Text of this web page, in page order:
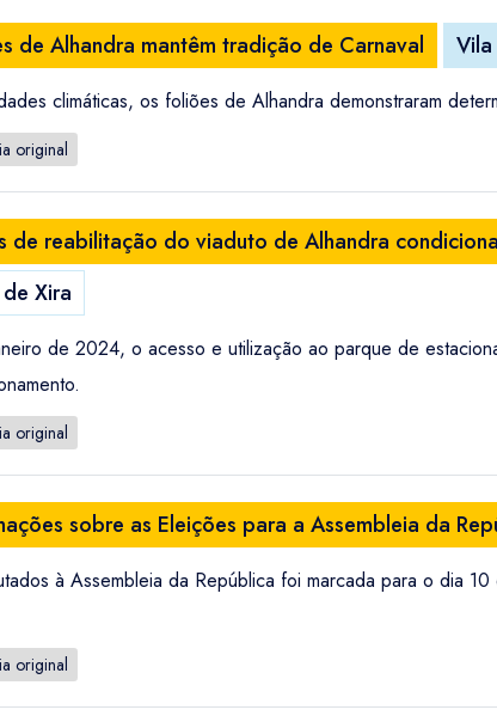
de Alhandra mantêm tradição de Carnaval
climáticas, os foliões de Alhandra demonstraram
original
de reabilitação do viaduto de Alhandra
Xira
de 2024, o acesso e utilização ao parque de
original
sobre as Eleições para a Assembleia da
à Assembleia da República foi marcada para o dia
original